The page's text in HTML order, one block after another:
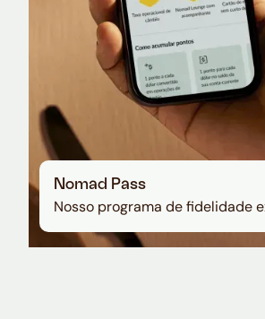
Nomad Pass
Nosso programa de fidelidade